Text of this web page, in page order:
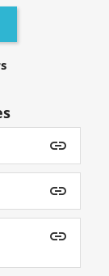
insert_link
insert_link
insert_link